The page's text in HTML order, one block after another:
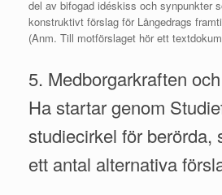
del av bifogad idéskiss och synpunkter
konstruktivt förslag för Långedrags
(Anm. Till motförslaget hör ett
5. Medborgarkraften
Ha startar genom
studiecirkel för berörda,
ett antal alternativa